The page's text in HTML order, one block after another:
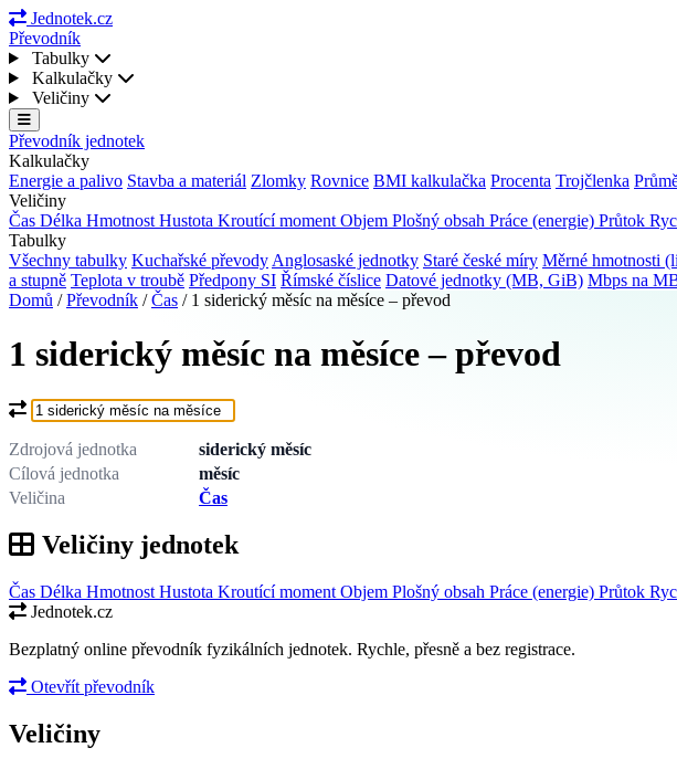
Jednotek.cz
Převodník
Tabulky
Kalkulačky
Veličiny
Převodník jednotek
Kalkulačky
Energie a palivo Stavba a materiál Zlomky Rovnice BMI kalkulačka Procenta Trojčlenka
Veličiny
Čas Délka Hmotnost Hustota Kroutící moment Objem Plošný obsah Práce (energie) Průtok
Tabulky
Všechny tabulky Kuchařské převody Anglosaské jednotky Staré české míry Měrné hmotnosti
a stupně Teplota v troubě Předpony SI Římské číslice Datové jednotky (MB, GiB) Mbps na
Domů / Převodník / Čas / 1 siderický měsíc na měsíce – převod
1 siderický měsíc na měsíce – převod
Co chcete převést?
Zdrojová jednotka
siderický měsíc
Cílová jednotka
měsíc
Veličina
Čas
Veličiny jednotek
Čas Délka Hmotnost Hustota Kroutící moment Objem Plošný obsah Práce (energie) Průtok
Jednotek.cz
Bezplatný online převodník fyzikálních jednotek. Rychle, přesně a bez registrace.
Otevřít převodník
Veličiny